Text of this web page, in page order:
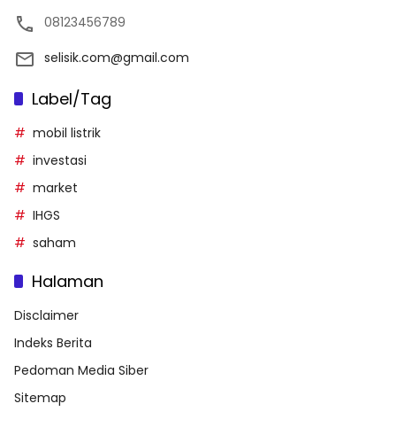
08123456789
selisik.com@gmail.com
Label/Tag
mobil listrik
investasi
market
IHGS
saham
Halaman
Disclaimer
Indeks Berita
Pedoman Media Siber
Sitemap